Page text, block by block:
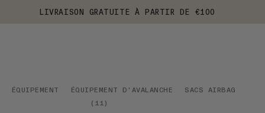
LIVRAISON GRATUITE À PARTIR DE €100
ÉQUIPEMENT ÉQUIPEMENT D'AVALANCHE
SACS AIRBAG
( 11)